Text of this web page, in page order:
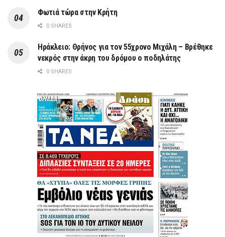
Φωτιά τώρα στην Κρήτη
0 SHARES
Ηράκλειο: Θρήνος για τον 55χρονο Μιχάλη – Βρέθηκε
νεκρός στην άκρη του δρόμου ο ποδηλάτης
0 SHARES